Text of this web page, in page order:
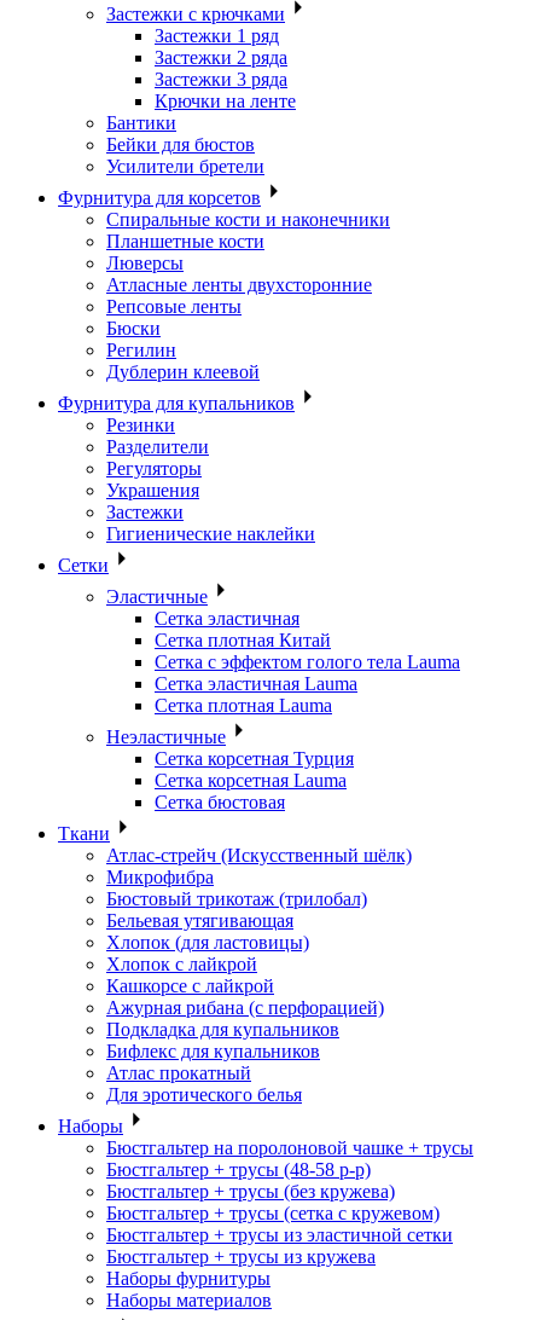
Застежки с крючками
Застежки 1 ряд
Застежки 2 ряда
Застежки 3 ряда
Крючки на ленте
Бантики
Бейки для бюстов
Усилители бретели
Фурнитура для корсетов
Спиральные кости и наконечники
Планшетные кости
Люверсы
Атласные ленты двухсторонние
Репсовые ленты
Бюски
Регилин
Дублерин клеевой
Фурнитура для купальников
Резинки
Разделители
Регуляторы
Украшения
Застежки
Гигиенические наклейки
Сетки
Эластичные
Сетка эластичная
Сетка плотная Китай
Сетка с эффектом голого тела Lauma
Сетка эластичная Lauma
Сетка плотная Lauma
Неэластичные
Сетка корсетная Турция
Сетка корсетная Lauma
Сетка бюстовая
Ткани
Атлас-стрейч (Искусственный шёлк)
Микрофибра
Бюстовый трикотаж (трилобал)
Бельевая утягивающая
Хлопок (для ластовицы)
Хлопок с лайкрой
Кашкорсе с лайкрой
Ажурная рибана (с перфорацией)
Подкладка для купальников
Бифлекс для купальников
Атлас прокатный
Для эротического белья
Наборы
Бюстгальтер на поролоновой чашке + трусы
Бюстгальтер + трусы (48-58 р-р)
Бюстгальтер + трусы (без кружева)
Бюстгальтер + трусы (сетка с кружевом)
Бюстгальтер + трусы из эластичной сетки
Бюстгальтер + трусы из кружева
Наборы фурнитуры
Наборы материалов